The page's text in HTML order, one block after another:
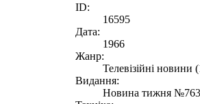
ID:
16595
Дата:
1966
Жанр:
Телевізійні новини
Видання:
Новина тижня №763